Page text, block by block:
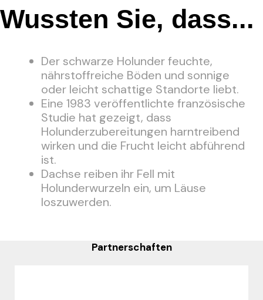
Wussten Sie, dass...
Der schwarze Holunder feuchte,
nährstoffreiche Böden und sonnige
oder leicht schattige Standorte liebt.
Eine 1983 veröffentlichte französische
Studie hat gezeigt, dass
Holunderzubereitungen harntreibend
wirken und die Frucht leicht abführend
ist.
Dachse reiben ihr Fell mit
Holunderwurzeln ein, um Läuse
loszuwerden.
Partnerschaften